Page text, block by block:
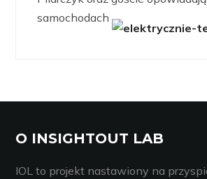
samochodach
O INSIGHTOUT LAB
IOL to projekt nastawiony na